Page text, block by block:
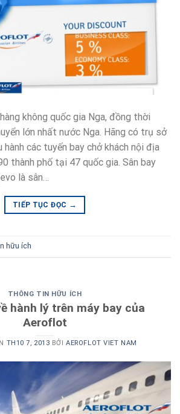
không quốc gia Nga, đồng thời
lớn nhất nước Nga. Hãng có trụ sở
các tuyến bay chở khách nội địa
thành phố tại 47 quốc gia. Sân bay
là sân…
TIẾP TỤC ĐỌC →
hữu ích
THÔNG TIN HỮU ÍCH
hành lý trên máy bay của
Aeroflot
TH10 7, 2013 BỞIAEROFLOT VIET NAM